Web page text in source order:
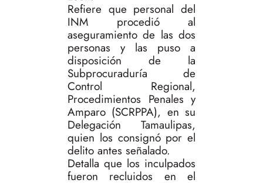
Refiere que personal del
INM procedió al
aseguramiento de las dos
personas y las puso a
disposición de la
Subprocuraduría de
Control Regional,
Procedimientos Penales y
Amparo (SCRPPA), en su
Delegación Tamaulipas,
quien los consignó por el
delito antes señalado.
Detalla que los inculpados
fueron recluidos en el